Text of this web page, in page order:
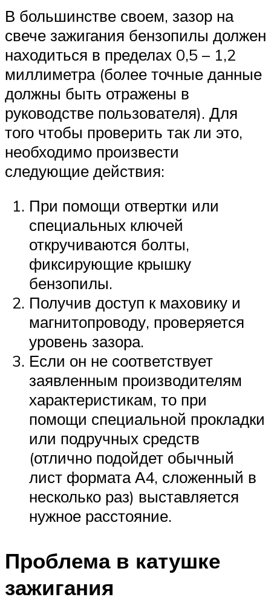
В большинстве своем, зазор на
свече зажигания бензопилы должен
находиться в пределах 0,5 – 1,2
миллиметра (более точные данные
должны быть отражены в
руководстве пользователя). Для
того чтобы проверить так ли это,
необходимо произвести
следующие действия:
При помощи отвертки или
специальных ключей
откручиваются болты,
фиксирующие крышку
бензопилы.
Получив доступ к маховику и
магнитопроводу, проверяется
уровень зазора.
Если он не соответствует
заявленным производителям
характеристикам, то при
помощи специальной прокладки
или подручных средств
(отлично подойдет обычный
лист формата А4, сложенный в
несколько раз) выставляется
нужное расстояние.
Проблема в катушке
зажигания